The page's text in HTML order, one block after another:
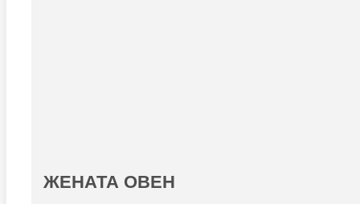
ЖЕНАТА ОВЕН